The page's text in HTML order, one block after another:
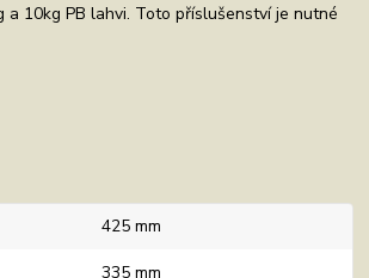
a 10kg PB lahvi. Toto příslušenství je nutné
425 mm
335 mm